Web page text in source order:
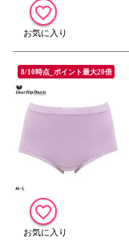
8/10時点_ポイント最大20倍